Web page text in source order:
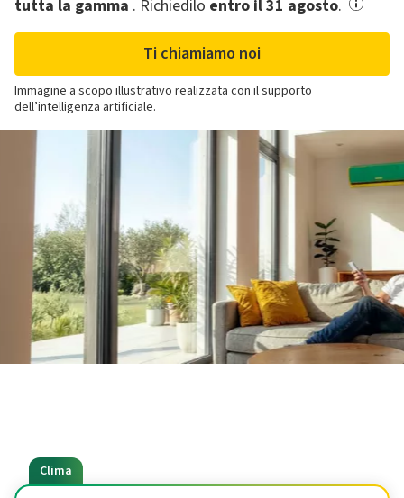
tutta la gamma .​ Richiedilo entro il 31 agosto.
Ti chiamiamo noi
Immagine a scopo illustrativo realizzata con il supporto
dell’intelligenza artificiale.
Clima